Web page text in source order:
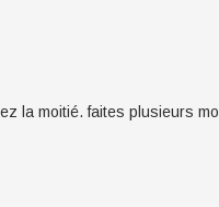
la moitié. faites plusieurs